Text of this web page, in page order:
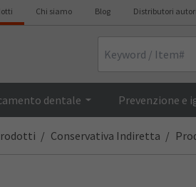
Chi siamo Blog Distributori
dentale Prevenzione e
Conservativa Indiretta